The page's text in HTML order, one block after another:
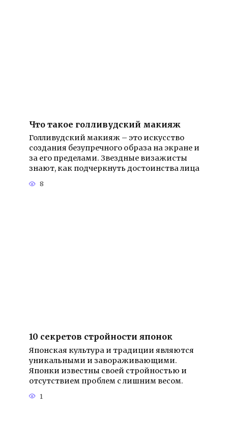
Что такое голливудский макияж
Голливудский макияж – это искусство
создания безупречного образа на экране и
за его пределами. Звездные визажисты
знают, как подчеркнуть достоинства лица
8
10 секретов стройности японок
Японская культура и традиции являются
уникальными и завораживающими.
Японки известны своей стройностью и
отсутствием проблем с лишним весом.
1